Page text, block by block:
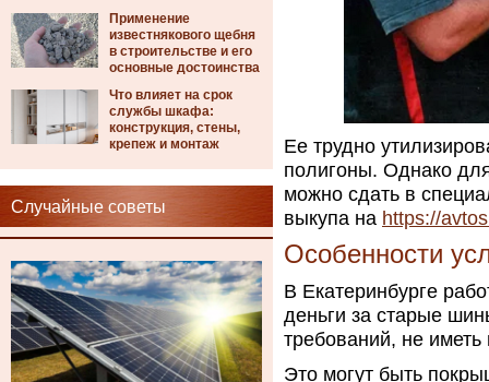
Применение
известнякового щебня
в строительстве и его
основные достоинства
Что влияет на срок
службы шкафа:
конструкция, стены,
крепеж и монтаж
Случайные советы
Ее трудно
полигоны. Однако
можно сдать в
выкупа на https://
Особенности
В Екатеринбурге
деньги за старые
требований, не
Это могут быть